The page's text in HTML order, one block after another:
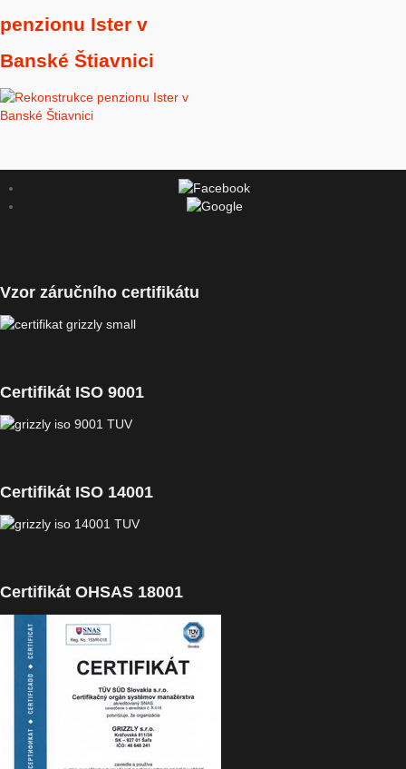
penzionu Ister v
Banské Štiavnici
Vzor záručního certifikátu
Certifikát ISO 9001
Certifikát ISO 14001
Certifikát OHSAS 18001